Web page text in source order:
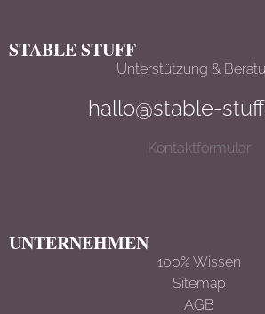
STABLE STUFF
Unterstützung &
hallo@stable-
Kontaktformular
UNTERNEHMEN
100% Wissen
Sitemap
AGB